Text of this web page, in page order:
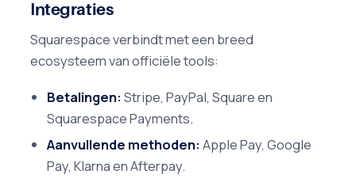
Integraties
Squarespace verbindt met een breed
ecosysteem van officiële tools:
Betalingen:Stripe, PayPal, Square en
Squarespace Payments.
Aanvullende methoden:Apple Pay, Google
Pay, Klarna en Afterpay.